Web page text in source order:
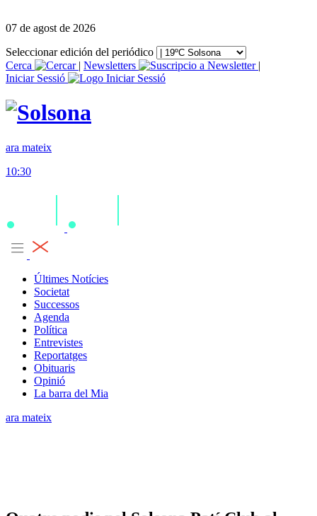
07 de agost de 2026
Seleccionar edición del periódico
Cerca
| Newsletters
|
Iniciar Sessió
ara mateix
10:30
Últimes Notícies
Societat
Successos
Agenda
Política
Entrevistes
Reportatges
Obituaris
Opinió
La barra del Mia
ara mateix